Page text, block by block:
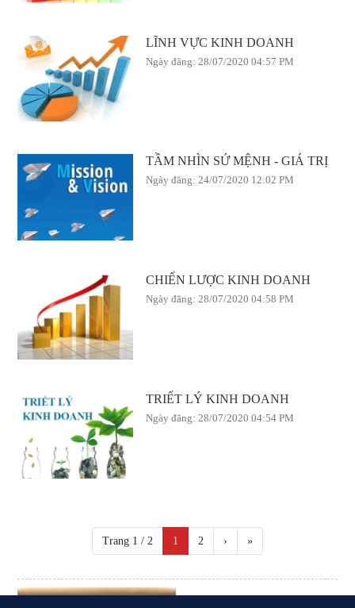
LĨNH VỰC KINH DOANH
Ngày đăng: 28/07/2020 04:57 PM
TẦM NHÌN SỨ MỆNH - GIÁ TRỊ
Ngày đăng: 24/07/2020 12:02 PM
CHIẾN LƯỢC KINH DOANH
Ngày đăng: 28/07/2020 04:58 PM
TRIẾT LÝ KINH DOANH
Ngày đăng: 28/07/2020 04:54 PM
Trang 1 / 2 1 2 › »